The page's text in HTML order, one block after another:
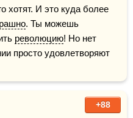
хотят. И это куда более
. Ты можешь
революцию! Но нет
просто удовлетворяют
+88